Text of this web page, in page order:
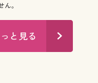
。
と見る